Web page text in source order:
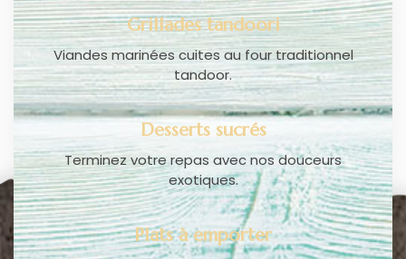
Grillades tandoori
Viandes marinées cuites au four traditionnel
tandoor.
Desserts sucrés
Terminez votre repas avec nos douceurs
exotiques.
Plats à emporter